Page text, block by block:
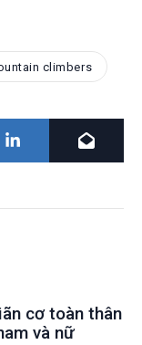
climbers
cơ toàn thân
và nữ